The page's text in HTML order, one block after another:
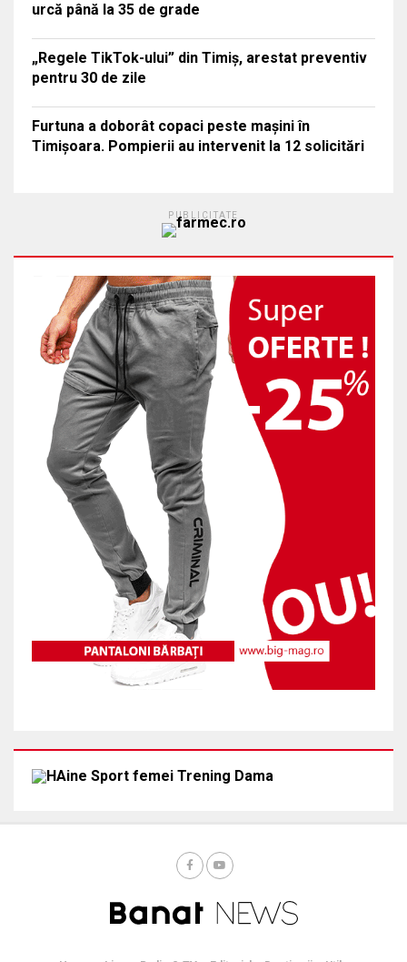
urcă până la 35 de grade
„Regele TikTok-ului” din Timiș, arestat preventiv
pentru 30 de zile
Furtuna a doborât copaci peste mașini în
Timișoara. Pompierii au intervenit la 12 solicitări
PUBLICITATE